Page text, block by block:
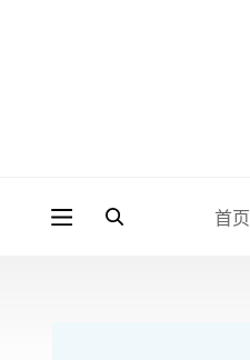
首页